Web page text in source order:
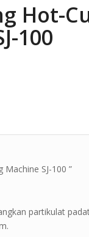
Hot-
100
SJ-100 ”
partikulat